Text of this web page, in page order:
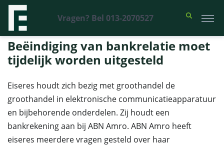
Vragen? Bel 013-2070527
Financieel Recht Advocaten >Uitspraken>Beëindiging van bankrelatie
moet tijdelijk worden uitgesteld
Beëindiging van bankrelatie moet
tijdelijk worden uitgesteld
Eiseres houdt zich bezig met groothandel de
groothandel in elektronische communicatieapparatuur
en bijbehorende onderdelen. Zij houdt een
bankrekening aan bij ABN Amro. ABN Amro heeft
eiseres meerdere vragen gesteld over haar